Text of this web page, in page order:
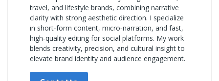
travel, and lifestyle brands, combining narrative
clarity with strong aesthetic direction. I specialize
in short‑form content, micro‑narration, and fast,
high‑quality editing for social platforms. My work
blends creativity, precision, and cultural insight to
elevate brand identity and audience engagement.